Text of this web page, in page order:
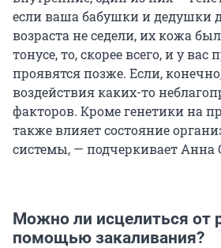
если ваша бабушки и дедушки
возраста не седели, их кожа
тонусе, то, скорее всего, и у
проявятся позже. Если,
воздействия каких-то
факторов. Кроме генетики на
также влияет состояние
системы, — подчеркивает Анна
Можно ли исцелиться от
помощью закаливания?